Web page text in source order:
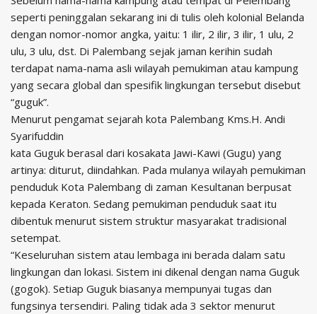
seperti peninggalan sekarang ini di tulis oleh kolonial Belanda
dengan nomor-nomor angka, yaitu: 1 ilir, 2 ilir, 3 ilir, 1 ulu, 2
ulu, 3 ulu, dst. Di Palembang sejak jaman kerihin sudah
terdapat nama-nama asli wilayah pemukiman atau kampung
yang secara global dan spesifik lingkungan tersebut disebut
“guguk”.
Menurut pengamat sejarah kota Palembang Kms.H. Andi
Syarifuddin
kata Guguk berasal dari kosakata Jawi-Kawi (Gugu) yang
artinya: diturut, diindahkan. Pada mulanya wilayah pemukiman
penduduk Kota Palembang di zaman Kesultanan berpusat
kepada Keraton. Sedang pemukiman penduduk saat itu
dibentuk menurut sistem struktur masyarakat tradisional
setempat.
“Keseluruhan sistem atau lembaga ini berada dalam satu
lingkungan dan lokasi. Sistem ini dikenal dengan nama Guguk
(gogok). Setiap Guguk biasanya mempunyai tugas dan
fungsinya tersendiri. Paling tidak ada 3 sektor menurut